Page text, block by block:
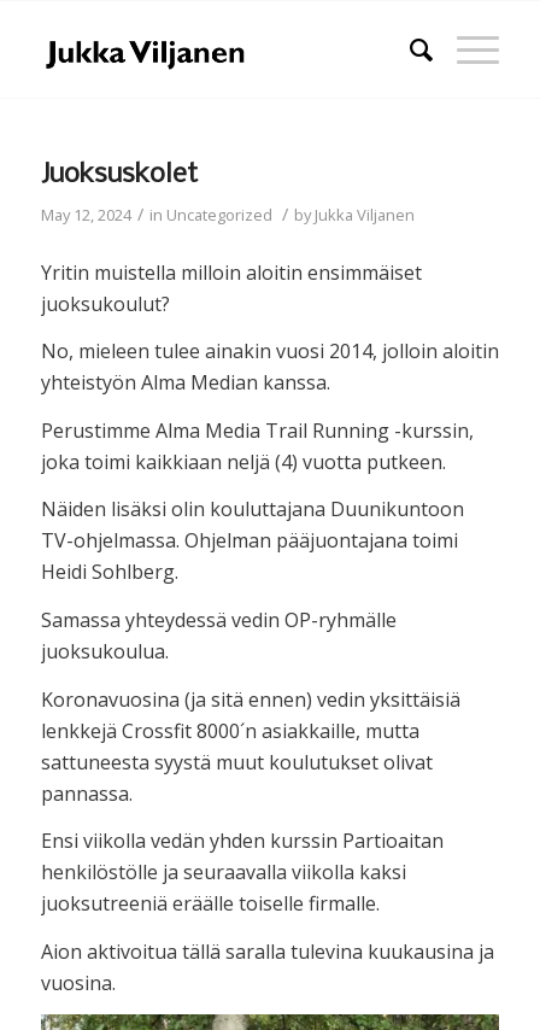
Juoksuskolet
May 12, 2024 / in Uncategorized / byJukka Viljanen
Yritin muistella milloin aloitin ensimmäiset
juoksukoulut?
No, mieleen tulee ainakin vuosi 2014, jolloin aloitin
yhteistyön Alma Median kanssa.
Perustimme Alma Media Trail Running -kurssin,
joka toimi kaikkiaan neljä (4) vuotta putkeen.
Näiden lisäksi olin kouluttajana Duunikuntoon
TV-ohjelmassa. Ohjelman pääjuontajana toimi
Heidi Sohlberg.
Samassa yhteydessä vedin OP-ryhmälle
juoksukoulua.
Koronavuosina (ja sitä ennen) vedin yksittäisiä
lenkkejä Crossfit 8000´n asiakkaille, mutta
sattuneesta syystä muut koulutukset olivat
pannassa.
Ensi viikolla vedän yhden kurssin Partioaitan
henkilöstölle ja seuraavalla viikolla kaksi
juoksutreeniä eräälle toiselle firmalle.
Aion aktivoitua tällä saralla tulevina kuukausina ja
vuosina.